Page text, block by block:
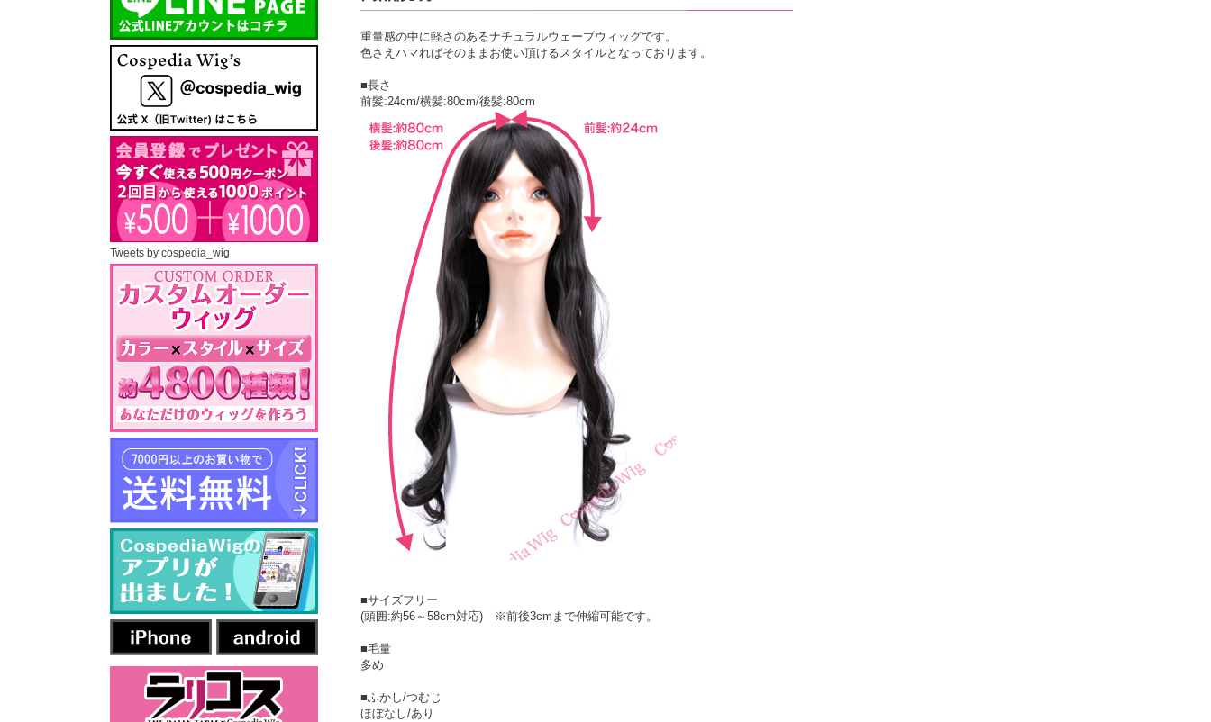
重量感の中に軽さのあるナチュラルウェーブウィッグです。
色さえハマればそのままお使い頂けるスタイルとなっております。
■長さ
前髪:24cm/横髪:80cm/後髪:80cm
■サイズフリー
(頭囲:約56～58cm対応) ※前後3cmまで伸縮可能です。
■毛量
多め
■ふかし/つむじ
ほぼなし/あり
Tweets by cospedia_wig